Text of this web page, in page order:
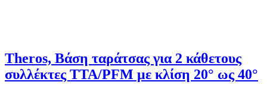
Theros, Βάση ταράτσας για 2 κάθετους
συλλέκτες TTA/PFM με κλίση 20° ως 40°